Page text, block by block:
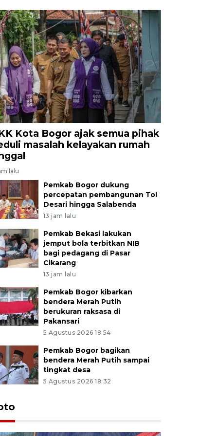
Kota Bogor ajak semua pihak
masalah kelayakan rumah
lalu
Pemkab Bogor dukung
percepatan pembangunan Tol
Desari hingga Salabenda
13 jam lalu
Pemkab Bekasi lakukan
jemput bola terbitkan NIB
bagi pedagang di Pasar
Cikarang
13 jam lalu
Pemkab Bogor kibarkan
bendera Merah Putih
berukuran raksasa di
Pakansari
5 Agustus 2026 18:54
Pemkab Bogor bagikan
bendera Merah Putih sampai
tingkat desa
5 Agustus 2026 18:32